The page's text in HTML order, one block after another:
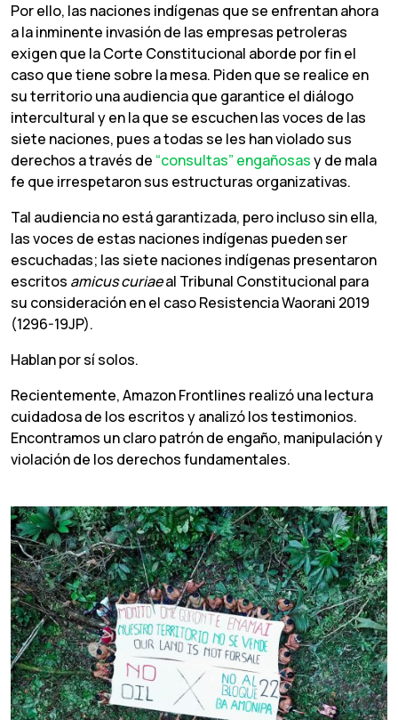
Por ello, las naciones indígenas que se enfrentan ahora
a la inminente invasión de las empresas petroleras
exigen que la Corte Constitucional aborde por fin el
caso que tiene sobre la mesa. Piden que se realice en
su territorio una audiencia que garantice el diálogo
intercultural y en la que se escuchen las voces de las
siete naciones, pues a todas se les han violado sus
derechos a través de “consultas” engañosasy de mala
fe que irrespetaron sus estructuras organizativas.
Tal audiencia no está garantizada, pero incluso sin ella,
las voces de estas naciones indígenas pueden ser
escuchadas; las siete naciones indígenas presentaron
escritos amicus curiaeal Tribunal Constitucional para
su consideración en el caso Resistencia Waorani 2019
(1296-19JP).
Hablan por sí solos.
Recientemente, Amazon Frontlines realizó una lectura
cuidadosa de los escritos y analizó los testimonios.
Encontramos un claro patrón de engaño, manipulación y
violación de los derechos fundamentales.